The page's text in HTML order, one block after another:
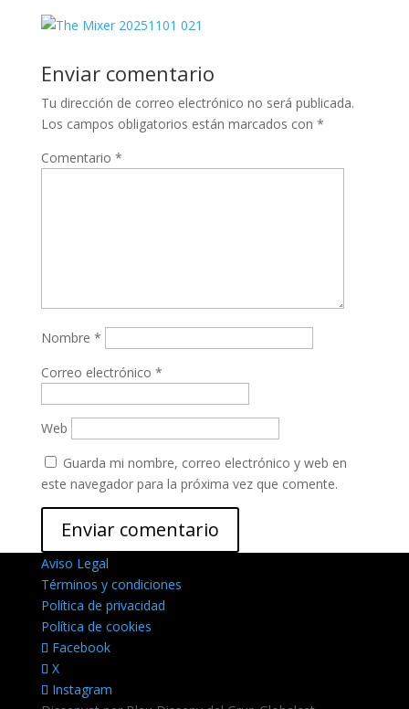
Enviar comentario
Tu dirección de correo electrónico no será publicada.
Los campos obligatorios están marcados con *
Comentario *
Nombre *
Correo electrónico *
Web
Guarda mi nombre, correo electrónico y web en
este navegador para la próxima vez que comente.
Aviso Legal
Términos y condiciones
Política de privacidad
Política de cookies
Facebook
X
Instagram